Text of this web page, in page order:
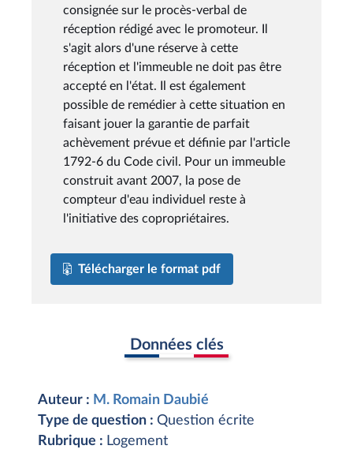
consignée sur le procès-verbal de
réception rédigé avec le promoteur. Il
s'agit alors d'une réserve à cette
réception et l'immeuble ne doit pas être
accepté en l'état. Il est également
possible de remédier à cette situation en
faisant jouer la garantie de parfait
achèvement prévue et définie par l'article
1792-6 du Code civil. Pour un immeuble
construit avant 2007, la pose de
compteur d'eau individuel reste à
l'initiative des copropriétaires.
Télécharger le format pdf
Données clés
Auteur : M. Romain Daubié
Type de question : Question écrite
Rubrique : Logement